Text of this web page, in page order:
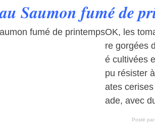
Saumon fumé de
OK, les
re gorgées
é cultivées
pu résister
ates
ade, avec
Posté